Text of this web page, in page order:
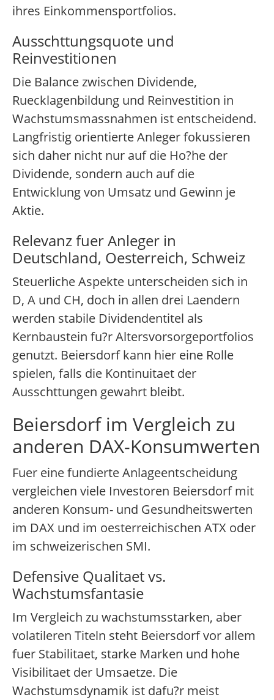
ihres Einkommensportfolios.
Ausschttungsquote und
Reinvestitionen
Die Balance zwischen Dividende,
Ruecklagenbildung und Reinvestition in
Wachstumsmassnahmen ist entscheidend.
Langfristig orientierte Anleger fokussieren
sich daher nicht nur auf die Ho?he der
Dividende, sondern auch auf die
Entwicklung von Umsatz und Gewinn je
Aktie.
Relevanz fuer Anleger in
Deutschland, Oesterreich, Schweiz
Steuerliche Aspekte unterscheiden sich in
D, A und CH, doch in allen drei Laendern
werden stabile Dividendentitel als
Kernbaustein fu?r Altersvorsorgeportfolios
genutzt. Beiersdorf kann hier eine Rolle
spielen, falls die Kontinuitaet der
Ausschttungen gewahrt bleibt.
Beiersdorf im Vergleich zu
anderen DAX-Konsumwerten
Fuer eine fundierte Anlageentscheidung
vergleichen viele Investoren Beiersdorf mit
anderen Konsum- und Gesundheitswerten
im DAX und im oesterreichischen ATX oder
im schweizerischen SMI.
Defensive Qualitaet vs.
Wachstumsfantasie
Im Vergleich zu wachstumsstarken, aber
volatileren Titeln steht Beiersdorf vor allem
fuer Stabilitaet, starke Marken und hohe
Visibilitaet der Umsaetze. Die
Wachstumsdynamik ist dafu?r meist